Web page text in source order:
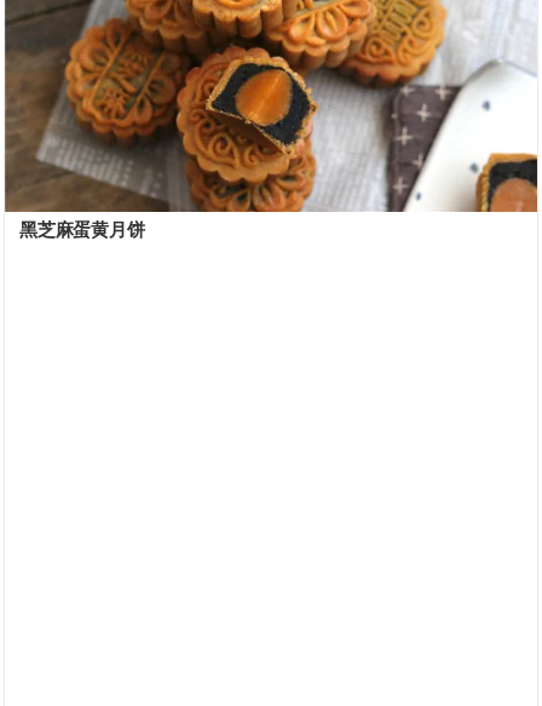
黑芝麻蛋黄月饼